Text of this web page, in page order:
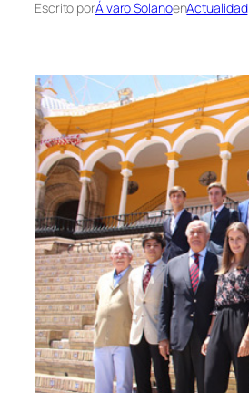
Escrito porÁlvaro SolanoenActualidad